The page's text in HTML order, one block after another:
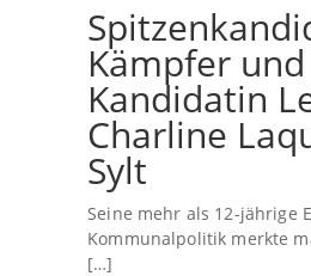
Kämpfer und
Kandidatin
Charline
Sylt
Seine mehr als 12-jährige
Kommunalpolitik merkte
[…]